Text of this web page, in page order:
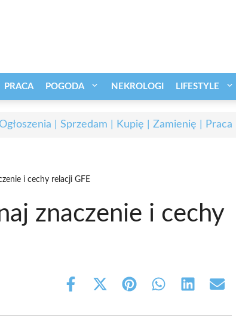
PRACA POGODA NEKROLOGI LIFESTYLE
| Sprzedam | Kupię | Zamienię | Praca
i cechy relacji GFE
znaczenie i cechy
Share
Share
(Twitter)
Share Share Share Share